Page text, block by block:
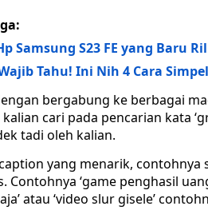
Samsung S23 FE yang Baru
Tahu! Ini Nih 4 Cara
bergabung ke berbagai
cari pada pencarian kata
tadi oleh kalian.
yang menarik,
Contohnya ‘game penghasil
atau ‘video slur gisele’